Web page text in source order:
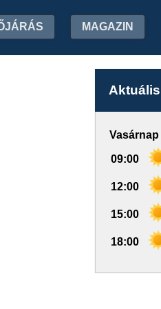
MAGAZIN
Vasárnap
09:00
12:00
15:00
18:00